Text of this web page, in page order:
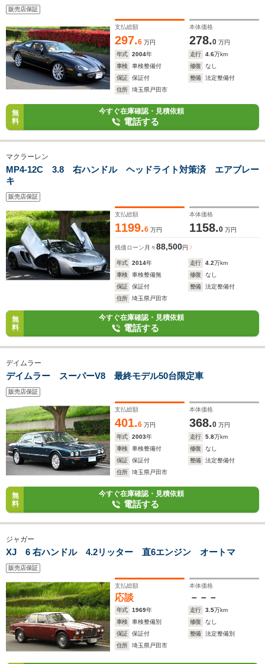
販売店保証
支払総額
297.6 万円
本体価格
278.0 万円
年式
2004年 走行 4.6万km
車検
車検整備付 修復
なし
保証
保証付 整備
法定整備付
住所
埼玉県戸田市
無
料
今すぐ在庫確認・見積依頼
電話する
マクラーレン
MP4-12C 3.8 右ハンドル ヘッドライト対策済 エアブレー
キ
販売店保証
支払総額
1199.6 万円
本体価格
1158.0 万円
残価ローン 月々88,500円
年式 2014年 走行 4.2万km
車検
車検整備無 修復
なし
保証
保証付 整備
法定整備付
住所
埼玉県戸田市
無
料
今すぐ在庫確認・見積依頼
電話する
デイムラー
デイムラー スーパーV8 最終モデル50台限定車
販売店保証
支払総額
401.6 万円
本体価格
368.0 万円
年式
2003年 走行 5.8万km
車検
車検整備付 修復
なし
保証
保証付 整備
法定整備付
住所
埼玉県戸田市
無
料
今すぐ在庫確認・見積依頼
電話する
ジャガー
XJ 6 右ハンドル 4.2リッター 直6エンジン オートマ
販売店保証
支払総額
応談
本体価格
－－－
年式 1969年 走行 3.5万km
車検
車検整備別 修復
なし
保証
保証付 整備
法定整備別
住所
埼玉県戸田市